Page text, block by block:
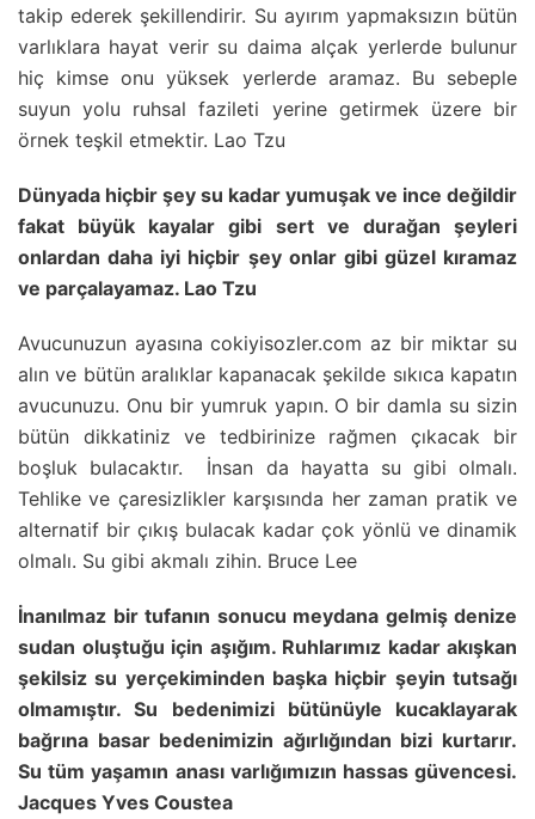
takip ederek şekillendirir. Su ayırım yapmaksızın bütün
varlıklara hayat verir su daima alçak yerlerde bulunur
hiç kimse onu yüksek yerlerde aramaz. Bu sebeple
suyun yolu ruhsal fazileti yerine getirmek üzere bir
örnek teşkil etmektir. Lao Tzu
Dünyada hiçbir şey su kadar yumuşak ve ince değildir
fakat büyük kayalar gibi sert ve durağan şeyleri
onlardan daha iyi hiçbir şey onlar gibi güzel kıramaz
ve parçalayamaz. Lao Tzu
Avucunuzun ayasına cokiyisozler.com az bir miktar su
alın ve bütün aralıklar kapanacak şekilde sıkıca kapatın
avucunuzu. Onu bir yumruk yapın. O bir damla su sizin
bütün dikkatiniz ve tedbirinize rağmen çıkacak bir
boşluk bulacaktır. İnsan da hayatta su gibi olmalı.
Tehlike ve çaresizlikler karşısında her zaman pratik ve
alternatif bir çıkış bulacak kadar çok yönlü ve dinamik
olmalı. Su gibi akmalı zihin. Bruce Lee
İnanılmaz bir tufanın sonucu meydana gelmiş denize
sudan oluştuğu için aşığım. Ruhlarımız kadar akışkan
şekilsiz su yerçekiminden başka hiçbir şeyin tutsağı
olmamıştır. Su bedenimizi bütünüyle kucaklayarak
bağrına basar bedenimizin ağırlığından bizi kurtarır.
Su tüm yaşamın anası varlığımızın hassas güvencesi.
Jacques Yves Coustea